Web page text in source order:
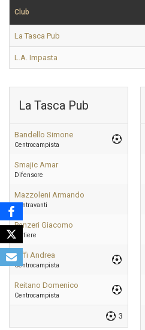
Club
La Tasca Pub
L.A. Impasta
La Tasca Pub
Bandello Simone
Centrocampista
Smajic Amar
Difensore
Mazzoleni Armando
Centravanti
Panzeri Giacomo
Portiere
Biffi Andrea
Centrocampista
Reitano Domenico
Centrocampista
3